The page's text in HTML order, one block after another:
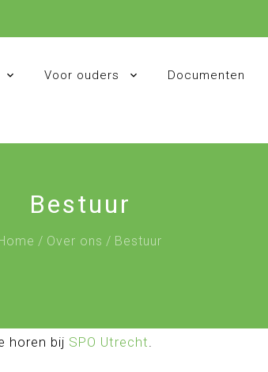
Voor ouders Documenten
Bestuur
/ Over ons / Bestuur
horen bij SPO Utrecht.